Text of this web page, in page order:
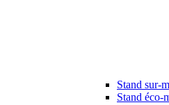
Stand sur-
Stand éco-